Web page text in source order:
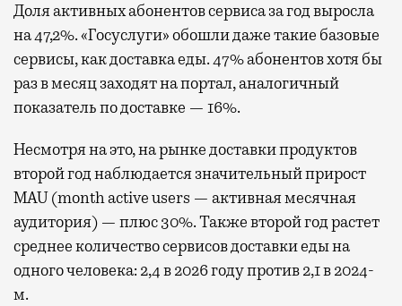
Доля активных абонентов сервиса за год выросла
на 47,2%. «Госуслуги» обошли даже такие базовые
сервисы, как доставка еды. 47% абонентов хотя бы
раз в месяц заходят на портал, аналогичный
показатель по доставке — 16%.
Несмотря на это, на рынке доставки продуктов
второй год наблюдается значительный прирост
MAU (month active users — активная месячная
аудитория) — плюс 30%. Также второй год растет
среднее количество сервисов доставки еды на
одного человека: 2,4 в 2026 году против 2,1 в 2024-
м.